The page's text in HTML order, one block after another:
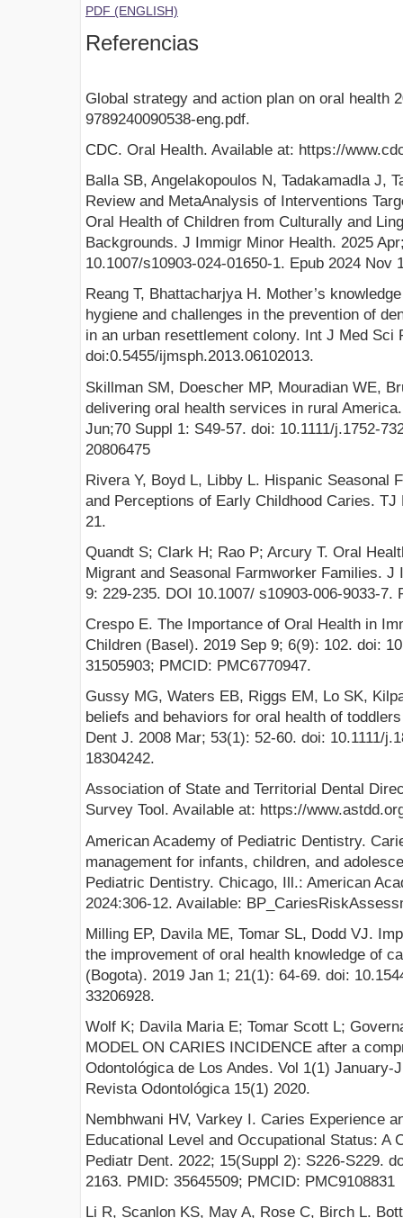
PDF (ENGLISH)
Referencias
Global strategy and action plan on oral health
9789240090538-eng.pdf.
CDC. Oral Health. Available at: https://
Balla SB, Angelakopoulos N, Tadakamadla J,
Review and MetaAnalysis of Interventions
Oral Health of Children from Culturally and
Backgrounds. J Immigr Minor Health. 2025
10.1007/s10903-024-01650-1. Epub 2024 Nov
Reang T, Bhattacharjya H. Mother’s
hygiene and challenges in the prevention of
in an urban resettlement colony. Int J Med Sci
doi:0.5455/ijmsph.2013.06102013.
Skillman SM, Doescher MP, Mouradian WE,
delivering oral health services in rural
Jun;70 Suppl 1: S49-57. doi: 10.1111/j.1752-
20806475
Rivera Y, Boyd L, Libby L. Hispanic Seasonal
and Perceptions of Early Childhood Caries.
21.
Quandt S; Clark H; Rao P; Arcury T. Oral
Migrant and Seasonal Farmworker Families.
9: 229-235. DOI 10.1007/ s10903-006-9033-7.
Crespo E. The Importance of Oral Health in
Children (Basel). 2019 Sep 9; 6(9): 102. doi:
31505903; PMCID: PMC6770947.
Gussy MG, Waters EB, Riggs EM, Lo SK,
beliefs and behaviors for oral health of
Dent J. 2008 Mar; 53(1): 52-60. doi: 10.1111/
18304242.
Association of State and Territorial Dental
Survey Tool. Available at: https://
American Academy of Pediatric Dentistry.
management for infants, children, and
Pediatric Dentistry. Chicago, Ill.: American
2024:306-12. Available:
Milling EP, Davila ME, Tomar SL, Dodd VJ.
the improvement of oral health knowledge of
(Bogota). 2019 Jan 1; 21(1): 64-69. doi:
33206928.
Wolf K; Davila Maria E; Tomar Scott L;
MODEL ON CARIES INCIDENCE after a
Odontológica de Los Andes. Vol 1(1) January-
Revista Odontológica 15(1) 2020.
Nembhwani HV, Varkey I. Caries Experience
Educational Level and Occupational Status:
Pediatr Dent. 2022; 15(Suppl 2): S226-S229.
2163. PMID: 35645509; PMCID: PMC9108831
Li R, Scanlon KS, May A, Rose C, Birch L.